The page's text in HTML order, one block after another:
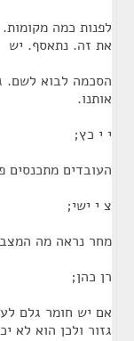
לפנות כמה
את זה. נתאסף. יש
הסכמה לבוא לשם.
אותנו.
י י כץ;
העובדים מתכנסים
צ י ישי;
מחר נראה מה המצב
רן כהן;
אם יש חומר גלם
גזור ולכן הוא לא